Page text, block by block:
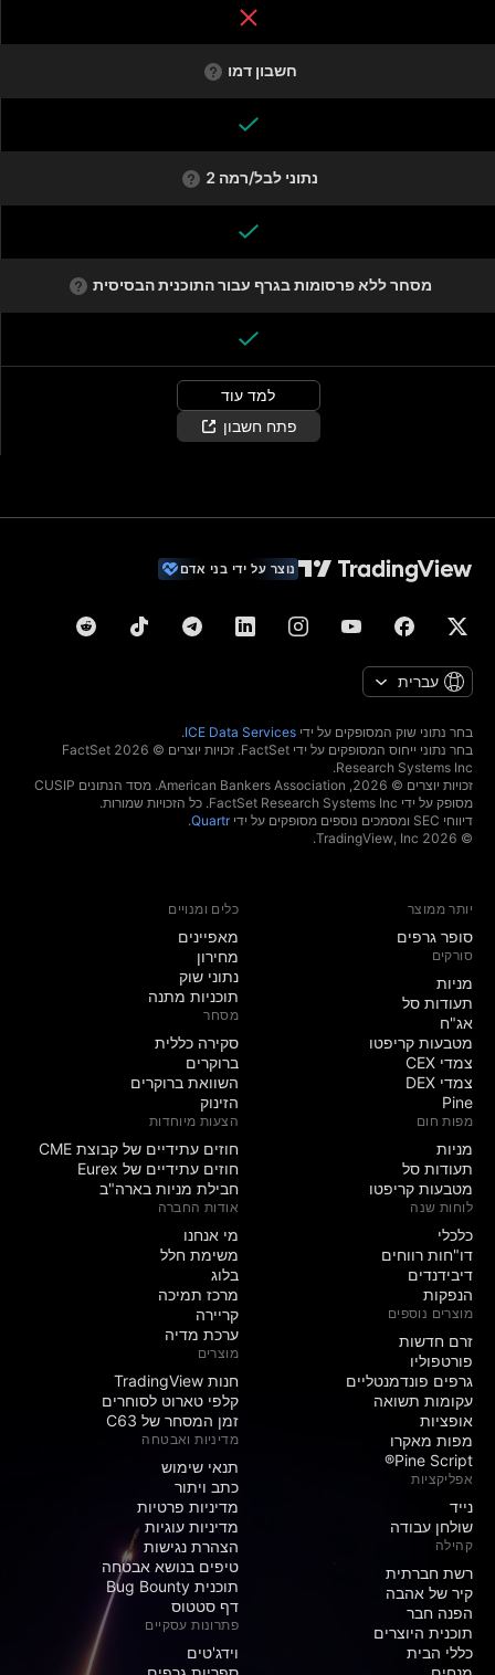
חשבון דמו
נתוני לבל/רמה 2
מסחר ללא פרסומות בגרף עבור התוכנית הבסיסית
למד עוד
פתח חשבון
נוצר על ידי בני אדם
עברית
בחר נתוני שוק המסופקים על ידי ICE Data Services
.
בחר נתוני ייחוס המסופקים על ידי FactSet. זכויות יוצרים © 2026 ‏FactSet
Research Systems Inc.‏
זכויות יוצרים © 2026, ‏American Bankers Association. מסד הנתונים CUSIP
מסופק על ידי FactSet Research Systems Inc. כל הזכויות שמורות.
דיווחי SEC ומסמכים נוספים מסופקים על ידי
Quartr
.
© 2026 ‏TradingView, Inc.‏
יותר ממוצר
סופר גרפים
סורקים
מניות‏
תעודות סל
אג"ח
מטבעות קריפטו
צמדי CEX
צמדי DEX
Pine
מפות חום
מניות‏
תעודות סל
מטבעות קריפטו
לוחות שנה
כלכלי
דו"חות רווחים
דיבידנדים
הנפקות
מוצרים נוספים
זרם חדשות
פורטפוליו
גרפים פונדמנטליים
עקומות תשואה
אופציות
מפות מאקרו
Pine Script®
אפליקציות
נייד
שולחן עבודה
קהילה
רשת חברתית
קיר של אהבה
הפנה חבר
תוכנית היוצרים
כללי הבית
כלים ומנויים
מאפיינים
מחירון
נתוני שוק
תוכניות מתנה
מסחר
סקירה כללית
ברוקרים
השוואת ברוקרים
הזינוק
הצעות מיוחדות
חוזים עתידיים של קבוצת CME
חוזים עתידיים של Eurex
חבילת מניות בארה"ב
אודות החברה
מי אנחנו
משימת חלל
בלוג
מרכז תמיכה
קריירה
ערכת מדיה
מוצרים
חנות TradingView
קלפי טארוט לסוחרים
זמן המסחר של C63
מדיניות ואבטחה
תנאי שימוש
כתב ויתור
מדיניות פרטיות
מדיניות עוגיות
הצהרת נגישות
טיפים בנושא אבטחה
תוכנית Bug Bounty
דף סטטוס
פתרונות עסקיים
וידג'טים